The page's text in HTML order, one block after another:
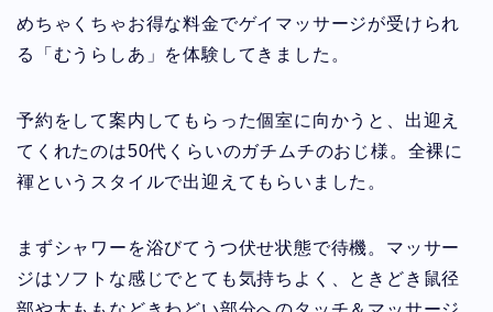
めちゃくちゃお得な料金でゲイマッサージが受けられ
る「むうらしあ」を体験してきました。
予約をして案内してもらった個室に向かうと、出迎え
てくれたのは50代くらいのガチムチのおじ様。全裸に
褌というスタイルで出迎えてもらいました。
まずシャワーを浴びてうつ伏せ状態で待機。マッサー
ジはソフトな感じでとても気持ちよく、ときどき鼠径